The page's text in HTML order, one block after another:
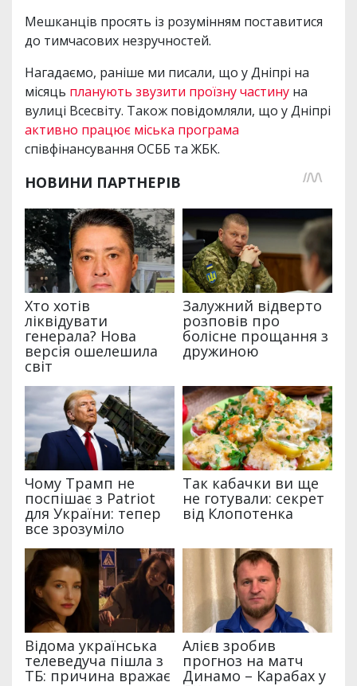
Мешканців просять із розумінням поставитися
до тимчасових незручностей.
Нагадаємо, раніше ми писали, що у Дніпрі на
місяць планують звузити проїзну частину на
вулиці Всесвіту. Також повідомляли, що у Дніпрі
активно працює міська програма
співфінансування ОСББ та ЖБК.